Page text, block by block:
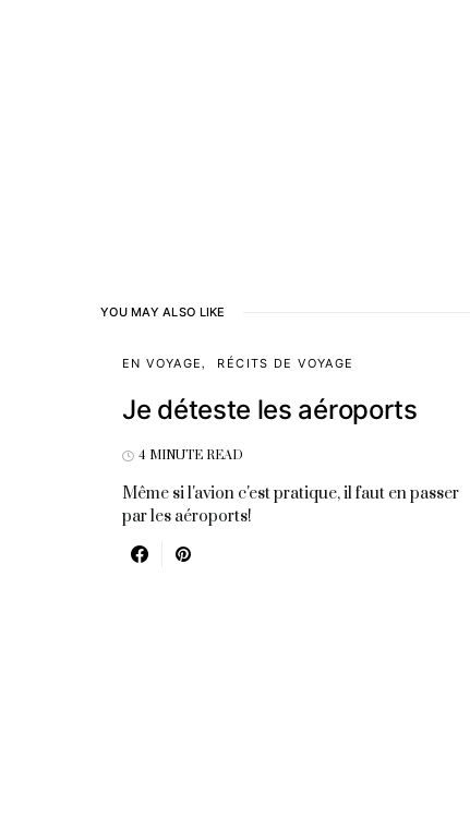
YOU MAY ALSO LIKE
EN VOYAGE RÉCITS DE VOYAGE
Je déteste les aéroports
4 MINUTE READ
Même si l'avion c'est pratique, il faut en passer
par les aéroports!